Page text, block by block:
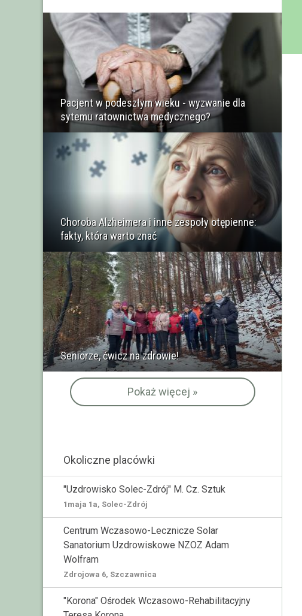
Pacjent w podeszłym wieku - wyzwanie dla
sytemu ratownictwa medycznego?
Choroba Alzheimera i inne zespoły otępienne:
fakty, która warto znać
Seniorze, ćwicz na zdrowie!
Pokaż więcej »
Okoliczne placówki
"Uzdrowisko Solec-Zdrój" M. Cz. Sztuk
1maja 1a, Solec-Zdrój
Centrum Wczasowo-Lecznicze Solar
Sanatorium Uzdrowiskowe NZOZ Adam
Wolfram
Zdrojowa 6, Szczawnica
"Korona" Ośrodek Wczasowo-Rehabilitacyjny